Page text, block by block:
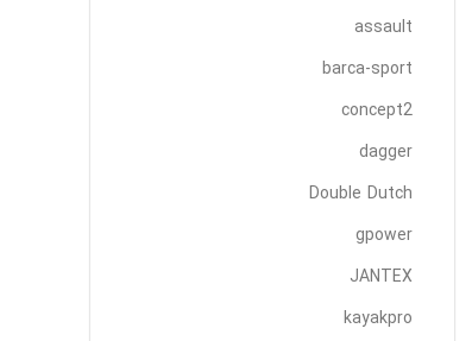
assault
barca-sport
concept2
dagger
Double Dutch
gpower
JANTEX
kayakpro